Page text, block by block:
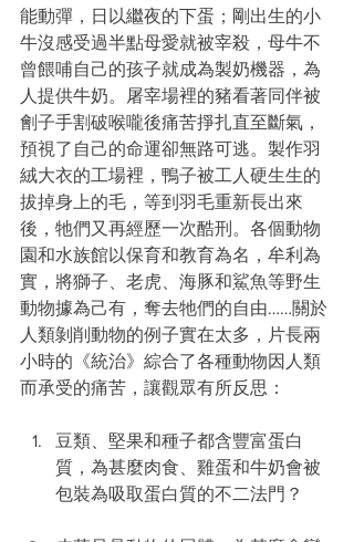
能動彈，日以繼夜的下蛋；剛出生的小
牛沒感受過半點母愛就被宰殺，母牛不
曾餵哺自己的孩子就成為製奶機器，為
人提供牛奶。屠宰場裡的豬看著同伴被
劊子手割破喉嚨後痛苦掙扎直至斷氣，
預視了自己的命運卻無路可逃。製作羽
絨大衣的工場裡，鴨子被工人硬生生的
拔掉身上的毛，等到羽毛重新長出來
後，牠們又再經歷一次酷刑。各個動物
園和水族館以保育和教育為名，牟利為
實，將獅子、老虎、海豚和鯊魚等野生
動物據為己有，奪去牠們的自由……關於
人類剝削動物的例子實在太多，片長兩
小時的《統治》綜合了各種動物因人類
而承受的痛苦，讓觀眾有所反思：
豆類、堅果和種子都含豐富蛋白
質，為甚麼肉食、雞蛋和牛奶會被
包裝為吸取蛋白質的不二法門？